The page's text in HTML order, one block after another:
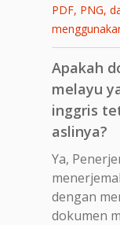
PDF, PNG,
Apakah
melayu
inggris
aslinya?
Ya,
dengan
dokumen